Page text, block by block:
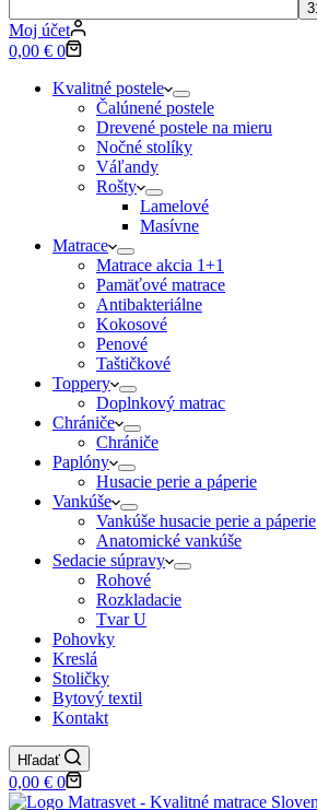
results
Moj účet
Nákupný
0,00 € 0
Kvalitné postele
Čalúnené postele
Drevené postele na mieru
Nočné stolíky
Váľandy
Rošty
Lamelové
Masívne
Matrace
Matrace akcia 1+1
Pamäťové matrace
Antibakteriálne
Kokosové
Penové
Taštičkové
Toppery
Doplnkový matrac
Chrániče
Chrániče
Paplóny
Husacie perie a páperie
Vankúše
Vankúše husacie perie a páperie
Anatomické vankúše
Sedacie súpravy
Rohové
Rozkladacie
Tvar U
Pohovky
Kreslá
Stoličky
Bytový textil
Kontakt
Hľadať
Nákupný
košík
0,00 € 0